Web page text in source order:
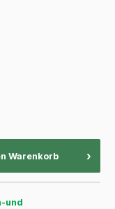
Warenkorb ›
und